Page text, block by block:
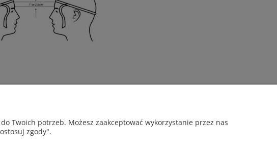
O NAS
Twoich potrzeb. Możesz zaakceptować wykorzystanie przez nas
zgody".